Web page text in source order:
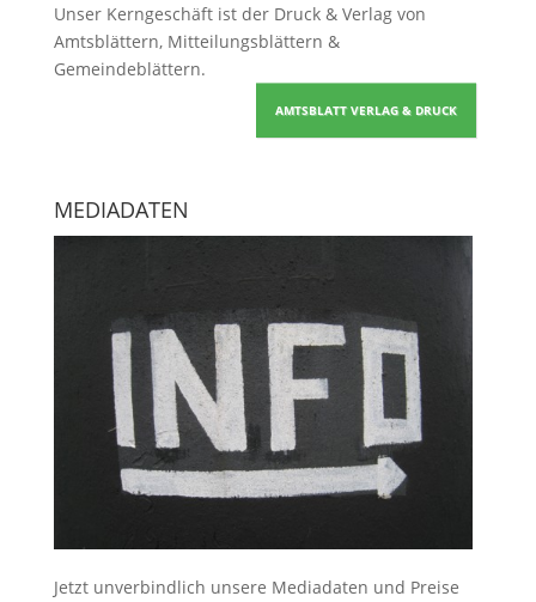
Unser Kerngeschäft ist der Druck & Verlag von
Amtsblättern, Mitteilungsblättern &
Gemeindeblättern.
AMTSBLATT VERLAG & DRUCK
MEDIADATEN
Jetzt unverbindlich unsere Mediadaten und Preise